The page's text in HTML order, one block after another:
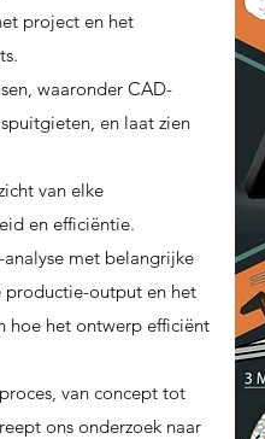
project en het
waaronder CAD-
en laat zien
van elke
en efficiëntie.
met belangrijke
productie-output en het
hoe het ontwerp efficiënt
van concept tot
ons onderzoek naar